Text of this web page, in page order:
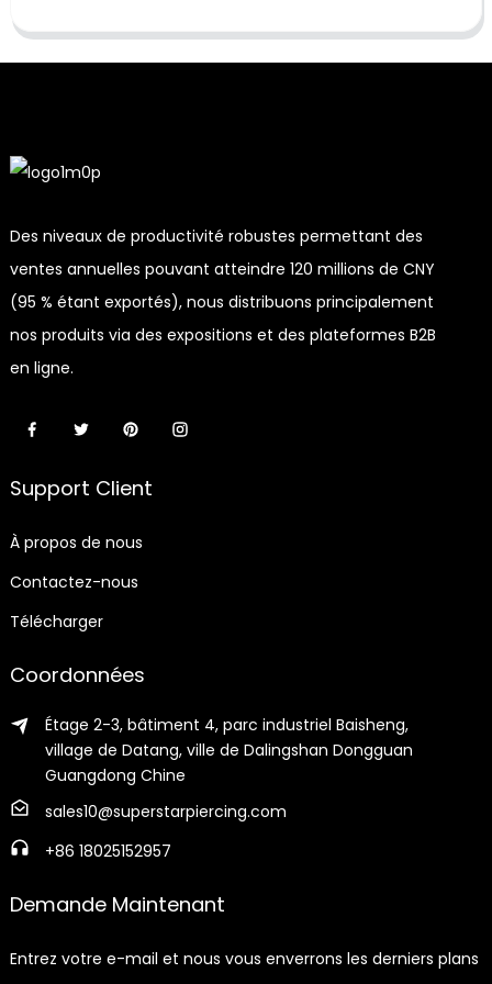
Des niveaux de productivité robustes permettant des
ventes annuelles pouvant atteindre 120 millions de CNY
(95 % étant exportés), nous distribuons principalement
nos produits via des expositions et des plateformes B2B
en ligne.
Support Client
À propos de nous
Contactez-nous
Télécharger
Coordonnées
Étage 2-3, bâtiment 4, parc industriel Baisheng,
village de Datang, ville de Dalingshan Dongguan
Guangdong Chine
sales10@superstarpiercing.com
+86 18025152957
Demande Maintenant
Entrez votre e-mail et nous vous enverrons les derniers plans